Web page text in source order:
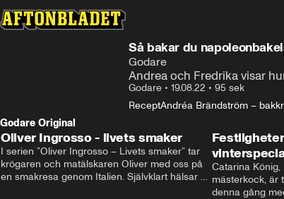
Så bakar du
Godare
Andrea och Fredrika visar
Godare • 19.08.22 • 95 sek
ReceptAndréa Brändström –
Godare Original
Oliver Ingrosso - livets smaker
I serien ”Oliver Ingrosso – Livets smaker” tar
krögaren och matälskaren Oliver med oss på
en smakresa genom Italien. Självklart hälsar
Catarina
mästerkock, är
denna gång